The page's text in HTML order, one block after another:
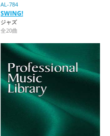
AL-784
SWING!
ジャズ
全20曲